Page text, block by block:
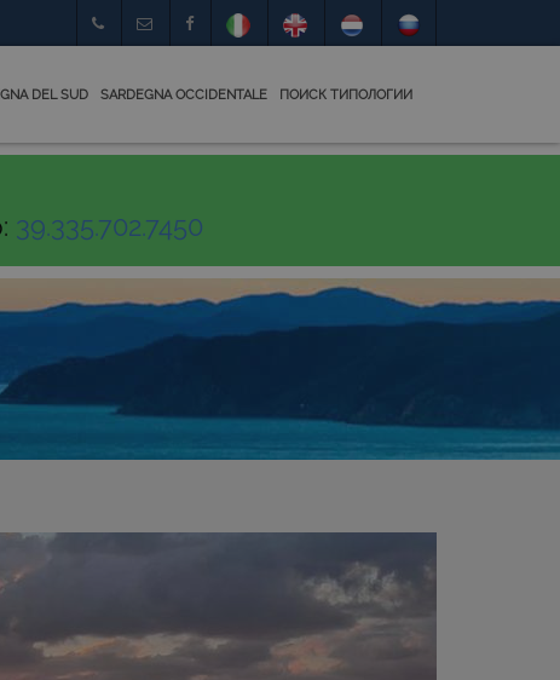
DEL SUD SARDEGNA OCCIDENTALE ПОИСК ТИПОЛОГИИ
39.335.702.7450